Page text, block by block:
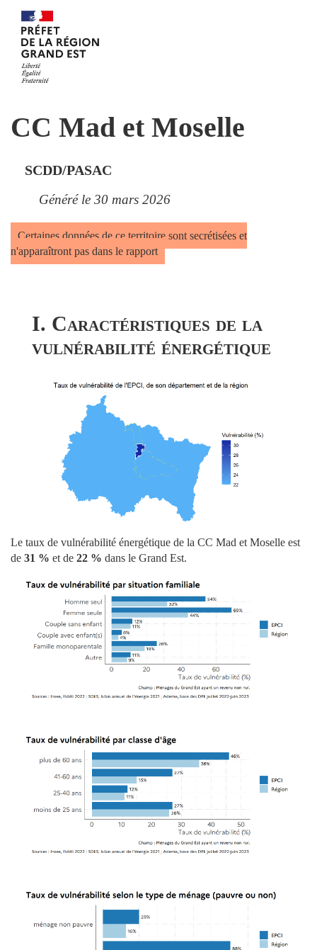
CC Mad et Moselle
SCDD/PASAC
Généré le 30 mars 2026
Certaines données de ce territoire sont secrétisées et
n'apparaîtront pas dans le rapport
I. Caractéristiques de la
vulnérabilité énergétique
Le taux de vulnérabilité énergétique de la CC Mad et Moselle est
de 31 % et de 22 % dans le Grand Est.